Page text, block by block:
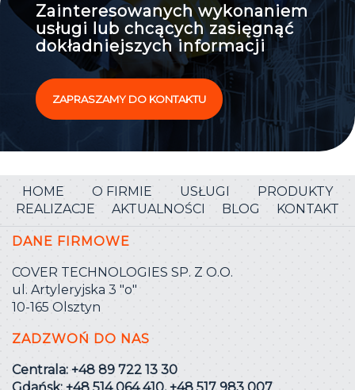
Zainteresowanych wykonaniem
usługi lub chcących zasięgnąć
dokładniejszych informacji
ZAPRASZAMY DO KONTAKTU
HOME O FIRMIE USŁUGI
PRODUKTY
REALIZACJE
AKTUALNOŚCI BLOG KONTAKT
DANE FIRMOWE
COVER TECHNOLOGIES SP. Z O.O.
ul. Artyleryjska 3 ″o″
10-165 Olsztyn
ZADZWOŃ DO NAS
Centrala: +48 89 722 13 30